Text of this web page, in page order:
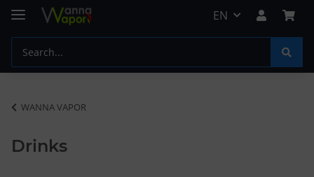
EN
WANNA VAPOR
Drinks